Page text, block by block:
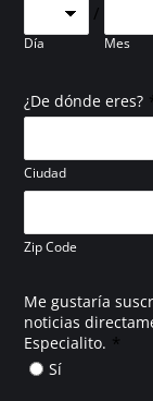
Día
/
Mes
¿De dónde eres?
Ciudad
Zip Code
Me gustaría
noticias
Especialito. *
Sí